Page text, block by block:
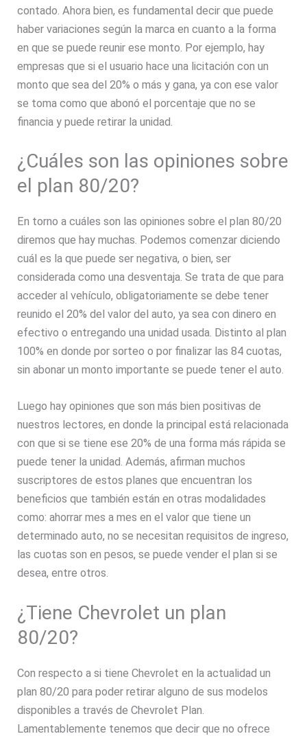
contado. Ahora bien, es fundamental decir que puede
haber variaciones según la marca en cuanto a la forma
en que se puede reunir ese monto. Por ejemplo, hay
empresas que si el usuario hace una licitación con un
monto que sea del 20% o más y gana, ya con ese valor
se toma como que abonó el porcentaje que no se
financia y puede retirar la unidad.
¿Cuáles son las opiniones sobre
el plan 80/20?
En torno a cuáles son las opiniones sobre el plan 80/20
diremos que hay muchas. Podemos comenzar diciendo
cuál es la que puede ser negativa, o bien, ser
considerada como una desventaja. Se trata de que para
acceder al vehículo, obligatoriamente se debe tener
reunido el 20% del valor del auto, ya sea con dinero en
efectivo o entregando una unidad usada. Distinto al plan
100% en donde por sorteo o por finalizar las 84 cuotas,
sin abonar un monto importante se puede tener el auto.
Luego hay opiniones que son más bien positivas de
nuestros lectores, en donde la principal está relacionada
con que si se tiene ese 20% de una forma más rápida se
puede tener la unidad. Además, afirman muchos
suscriptores de estos planes que encuentran los
beneficios que también están en otras modalidades
como: ahorrar mes a mes en el valor que tiene un
determinado auto, no se necesitan requisitos de ingreso,
las cuotas son en pesos, se puede vender el plan si se
desea, entre otros.
¿Tiene Chevrolet un plan
80/20?
Con respecto a si tiene Chevrolet en la actualidad un
plan 80/20 para poder retirar alguno de sus modelos
disponibles a través de Chevrolet Plan.
Lamentablemente tenemos que decir que no ofrece